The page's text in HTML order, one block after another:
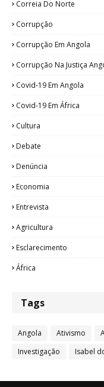
Correia Do Norte
Corrupção
Corrupção Em Angola
Corrupção Na Justiça
Covid-19 Em Angola
Covid-19 Em África
Cultura
Debate
Denúncia
Economia
Entrevista
Agricultura
Esclarecimento
África
Tags
Angola Ativismo
Investigação
Isabel